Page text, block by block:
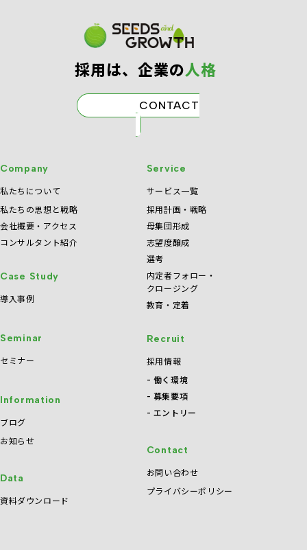
採⽤は、企業の⼈格
CONTACT
Company
私たちについて
私たちの思想と戦略
会社概要・アクセス
コンサルタント紹介
Service
サービス一覧
採用計画・戦略
母集団形成
志望度醸成
選考
内定者フォロー・
クロージング
教育・定着
Case Study
導入事例
Seminar
セミナー
Information
ブログ
お知らせ
Data
資料ダウンロード
Recruit
採用情報
働く環境
募集要項
エントリー
Contact
お問い合わせ
プライバシーポリシー